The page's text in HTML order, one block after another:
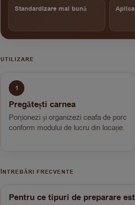
Standardizare mai bună
UTILIZARE
1
Pregătești carnea
Porționezi și organizezi ceafa de porc
conform modului de lucru din locație.
ÎNTREBĂRI FRECVENTE
Pentru ce tipuri de preparare